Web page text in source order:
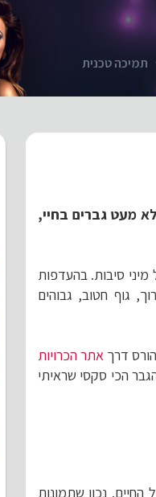
תמיכה טכנית
לי לא מעט גברים בחיי,
סיבות. בהעדפות
גוף חטוב, גבוהים
דרךאתר הכרויות
הכי סקסי שראיתי
נכון שתמונות